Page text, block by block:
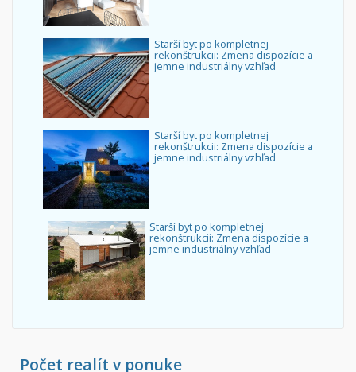
Starší byt po kompletnej
rekonštrukcii: Zmena dispozície a
jemne industriálny vzhľad
Starší byt po kompletnej
rekonštrukcii: Zmena dispozície a
jemne industriálny vzhľad
Starší byt po kompletnej
rekonštrukcii: Zmena dispozície a
jemne industriálny vzhľad
Počet realít v ponuke